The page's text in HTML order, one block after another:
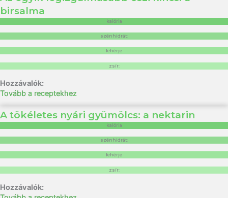
birsalma
kalória
szénhidrát:
fehérje
zsír:
Tovább a receptekhez
A tökéletes nyári gyümölcs: a nektarin
kalória
szénhidrát:
fehérje
zsír: